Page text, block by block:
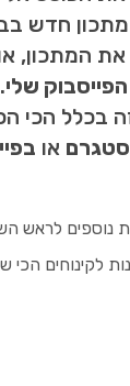
חדש
המתכון,
שלי.
בכלל הכי
או
נוספים לראש
לקינוחים